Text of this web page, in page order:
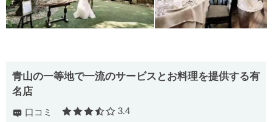
青山の一等地で一流のサービスとお料理を提供する有
名店
口コミ 口コミ評価
3.4